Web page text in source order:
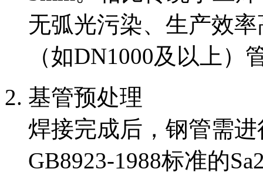
无弧光污染、生产效
（如DN1000及以上）
基管预处理
焊接完成后，钢管需
GB8923-1988标准的